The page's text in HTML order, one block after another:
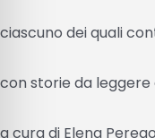
ciascuno dei quali
con storie da leggere
a cura di Elena Perego